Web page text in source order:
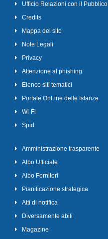
Ufficio Relazioni con il Pubblico
Credits
Mappa del sito
Note Legali
Privacy
Attenzione al phishing
Elenco siti tematici
Portale OnLine delle Istanze
Wi-Fi
Spid
Amministrazione trasparente
Albo Ufficiale
Albo Fornitori
Pianificazione strategica
Atti di notifica
Diversamente abili
Magazine